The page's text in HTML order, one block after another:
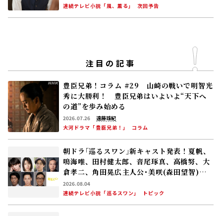
連続テレビ小説「風、薫る」
次回予告
注目の記事
豊臣兄弟！コラム #29 山崎の戦いで明智光
秀に大勝利！ 豊臣兄弟はいよいよ“天下へ
の道”を歩み始める
2026.07.26
遠藤珠紀
大河ドラマ「豊臣兄弟！」
コラム
朝ドラ｢巡るスワン｣新キャスト発表！夏帆、
鳴海唯、田村健太郎、音尾琢真、高橋努、大
倉孝二、角田晃広――主人公･美咲(森田望智)が
交流する警察署の人々 2027年度前期放送
2026.08.04
連続テレビ小説「巡るスワン」
トピック